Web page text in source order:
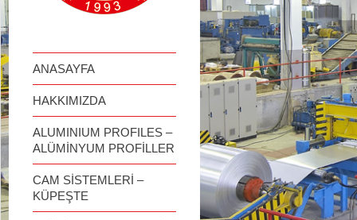
ANASAYFA
HAKKIMIZDA
ALUMINIUM PROFILES –
ALÜMİNYUM PROFİLLER
CAM SİSTEMLERİ –
KÜPEŞTE